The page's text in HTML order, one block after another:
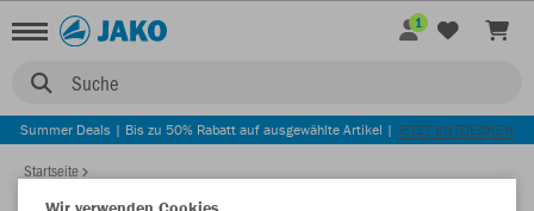
Suche
1
Summer Deals | Bis zu 50% Rabatt auf ausgewählte Artikel | JETZT ENTDECKEN
Startseite